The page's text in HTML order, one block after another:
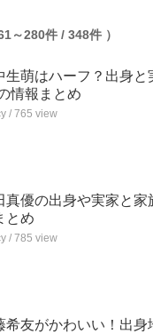
～280件 / 348件 ）
生萌はハーフ？出身
情報まとめ
/ 765 view
真優の出身や実家と
とめ
/ 785 view
希友がかわいい！出身